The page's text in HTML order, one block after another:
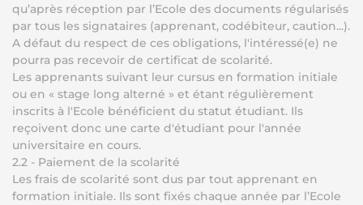
qu’après réception par l’Ecole des documents régularisés
par tous les signataires (apprenant, codébiteur, caution...).
A défaut du respect de ces obligations, l'intéressé(e) ne
pourra pas recevoir de certificat de scolarité.
Les apprenants suivant leur cursus en formation initiale
ou en « stage long alterné » et étant régulièrement
inscrits à l'Ecole bénéficient du statut étudiant. Ils
reçoivent donc une carte d'étudiant pour l'année
universitaire en cours.
2.2 - Paiement de la scolarité
Les frais de scolarité sont dus par tout apprenant en
formation initiale. Ils sont fixés chaque année par l’Ecole